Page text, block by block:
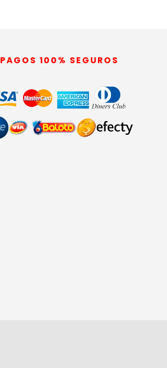
PAGOS 100% SEGUROS